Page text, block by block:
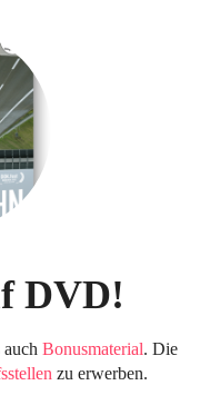
DVD!
Bonusmaterial. Die
zu erwerben.